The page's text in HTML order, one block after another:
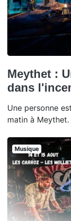
Meythet :
dans
Une personne
matin à Meythet.
Musique